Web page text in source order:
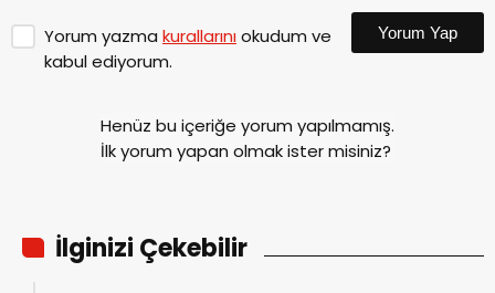
Yorum yazma kurallarınıokudum ve
kabul ediyorum.
Yorum Yap
Henüz bu içeriğe yorum yapılmamış.
İlk yorum yapan olmak ister misiniz?
İlginizi Çekebilir